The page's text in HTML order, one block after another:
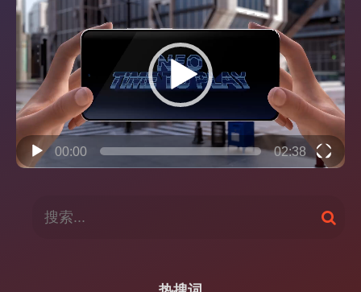
频
播
放
00:00 02:38
搜
索